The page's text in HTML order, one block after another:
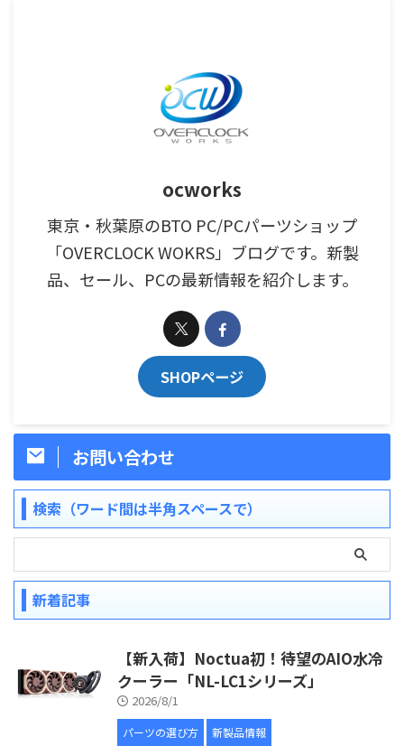
ocworks
東京・秋葉原のBTO PC/PCパーツショップ
「OVERCLOCK WOKRS」ブログです。新製
品、セール、PCの最新情報を紹介します。
SHOPページ
お問い合わせ
検索（ワード間は半角スペースで）
新着記事
【新入荷】Noctua初！待望のAIO水冷
クーラー「NL-LC1シリーズ」
2026/8/1
パーツの選び方 新製品情報